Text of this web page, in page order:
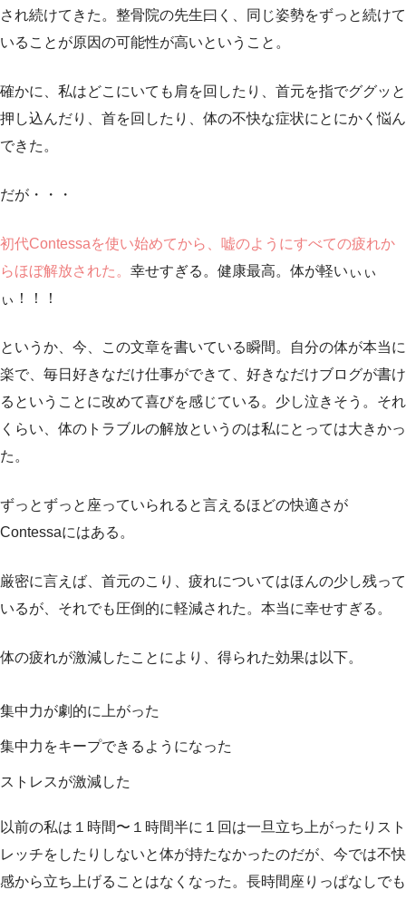
され続けてきた。整骨院の先生曰く、同じ姿勢をずっと続けて
いることが原因の可能性が高いということ。
確かに、私はどこにいても肩を回したり、首元を指でググッと
押し込んだり、首を回したり、体の不快な症状にとにかく悩ん
できた。
だが・・・
初代Contessaを使い始めてから、嘘のようにすべての疲れか
らほぼ解放された。 幸せすぎる。健康最高。体が軽いぃぃ
ぃ！！！
というか、今、この文章を書いている瞬間。自分の体が本当に
楽で、毎日好きなだけ仕事ができて、好きなだけブログが書け
るということに改めて喜びを感じている。少し泣きそう。それ
くらい、体のトラブルの解放というのは私にとっては大きかっ
た。
ずっとずっと座っていられると言えるほどの快適さが
Contessaにはある。
厳密に言えば、首元のこり、疲れについてはほんの少し残って
いるが、それでも圧倒的に軽減された。本当に幸せすぎる。
体の疲れが激減したことにより、得られた効果は以下。
集中力が劇的に上がった
集中力をキープできるようになった
ストレスが激減した
以前の私は１時間〜１時間半に１回は一旦立ち上がったりスト
レッチをしたりしないと体が持たなかったのだが、今では不快
感から立ち上げることはなくなった。長時間座りっぱなしでも